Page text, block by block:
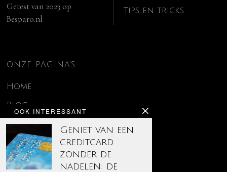
OOK INTERESSANT
Geniet van een
creditcard
zonder de
nadelen: de
Getest van 2023 op
Besparo.nl
Tips en tricks
ONZE PAGINA’S
Home
Blog
Contact
Disclaimer
Over ons